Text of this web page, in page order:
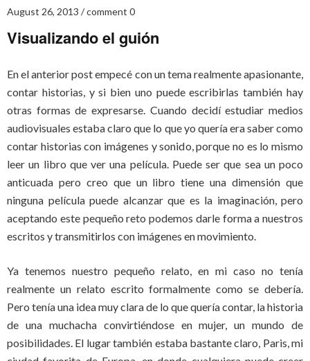
August 26, 2013 comment 0
Visualizando el guión
En el anterior post empecé con un tema realmente apasionante,
contar historias, y si bien uno puede escribirlas también hay
otras formas de expresarse. Cuando decidí estudiar medios
audiovisuales estaba claro que lo que yo quería era saber como
contar historias con imágenes y sonido, porque no es lo mismo
leer un libro que ver una película. Puede ser que sea un poco
anticuada pero creo que un libro tiene una dimensión que
ninguna película puede alcanzar que es la imaginación, pero
aceptando este pequeño reto podemos darle forma a nuestros
escritos y transmitirlos con imágenes en movimiento.
Ya tenemos nuestro pequeño relato, en mi caso no tenía
realmente un relato escrito formalmente como se debería.
Pero tenía una idea muy clara de lo que quería contar, la historia
de una muchacha convirtiéndose en mujer, un mundo de
posibilidades. El lugar también estaba bastante claro, Paris, mi